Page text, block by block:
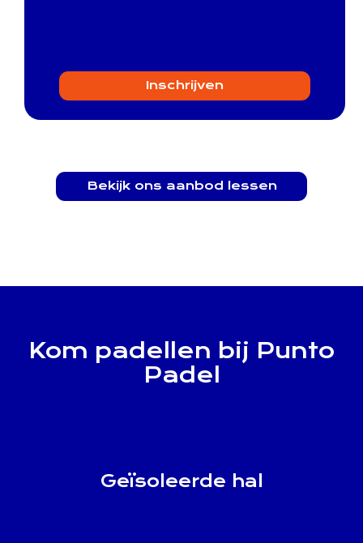
Inschrijven
Bekijk ons aanbod lessen
Kom padellen bij Punto
Padel
Geïsoleerde hal